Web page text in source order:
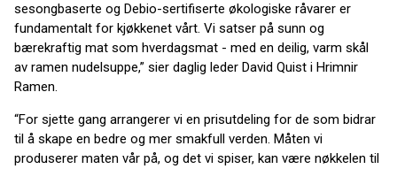
sesongbaserte og Debio-sertifiserte økologiske råvarer er
fundamentalt for kjøkkenet vårt. Vi satser på sunn og
bærekraftig mat som hverdagsmat - med en deilig, varm skål
av ramen nudelsuppe,” sier daglig leder David Quist i Hrimnir
Ramen.
“For sjette gang arrangerer vi en prisutdeling for de som bidrar
til å skape en bedre og mer smakfull verden. Måten vi
produserer maten vår på, og det vi spiser, kan være nøkkelen til